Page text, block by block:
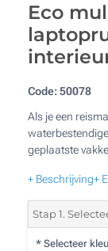
Eco
Code:50078
Als je een
geplaatste
+ Beschrijving+
Stap 1.
* Selecteer